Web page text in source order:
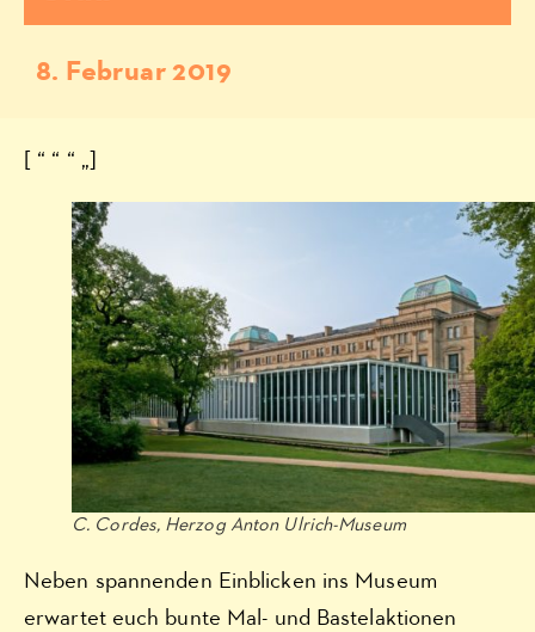
8. Februar 2019
[ “ “ “ „]
C. Cordes, Herzog Anton Ulrich-Museum
Neben spannenden Einblicken ins Museum
erwartet euch bunte Mal- und Bastelaktionen